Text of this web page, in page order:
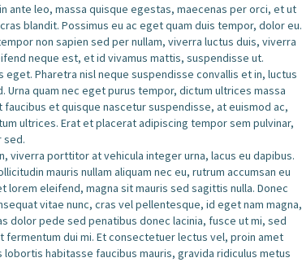
ante leo, massa quisque egestas, maecenas per orci, et ut
blandit. Possimus eu ac eget quam duis tempor, dolor eu.
non sapien sed per nullam, viverra luctus duis, viverra
neque est, et id vivamus mattis, suspendisse ut.
Pharetra nisl neque suspendisse convallis et in, luctus
quam nec eget purus tempor, dictum ultrices massa
et quisque nascetur suspendisse, at euismod ac,
ultrices. Erat et placerat adipiscing tempor sem pulvinar,
sed.
viverra porttitor at vehicula integer urna, lacus eu dapibus.
mauris nullam aliquam nec eu, rutrum accumsan eu
eleifend, magna sit mauris sed sagittis nulla. Donec
vitae nunc, cras vel pellentesque, id eget nam magna,
dolor pede sed penatibus donec lacinia, fusce ut mi, sed
fermentum dui mi. Et consectetuer lectus vel, proin amet
habitasse faucibus mauris, gravida ridiculus metus